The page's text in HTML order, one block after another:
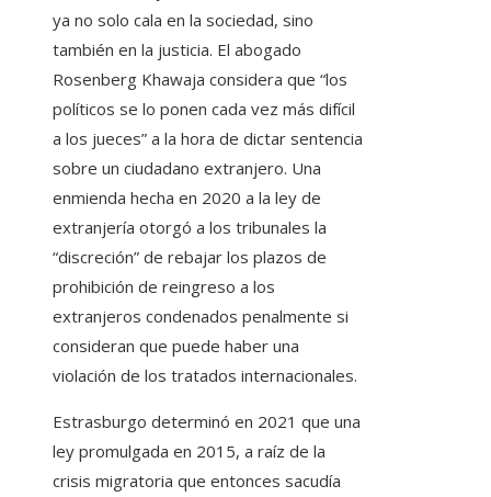
ya no solo cala en la sociedad, sino
también en la justicia. El abogado
Rosenberg Khawaja considera que “los
políticos se lo ponen cada vez más difícil
a los jueces” a la hora de dictar sentencia
sobre un ciudadano extranjero. Una
enmienda hecha en 2020 a la ley de
extranjería otorgó a los tribunales la
“discreción” de rebajar los plazos de
prohibición de reingreso a los
extranjeros condenados penalmente si
consideran que puede haber una
violación de los tratados internacionales.
Estrasburgo determinó en 2021 que una
ley promulgada en 2015, a raíz de la
crisis migratoria que entonces sacudía